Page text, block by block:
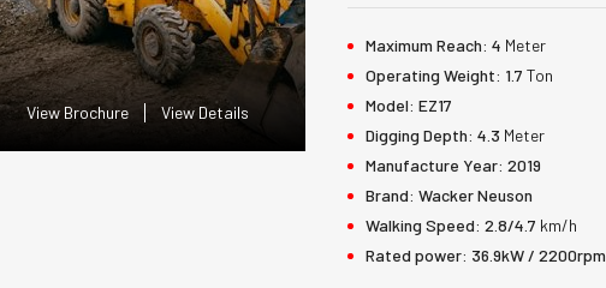
View Brochure View Details
Maximum Reach: 4 Meter
Operating Weight: 1.7 Ton
Model: EZ17
Digging Depth: 4.3 Meter
Manufacture Year: 2019
Brand: Wacker Neuson
Walking Speed: 2.8/4.7 km/h
Rated power: 36.9kW / 2200rpm